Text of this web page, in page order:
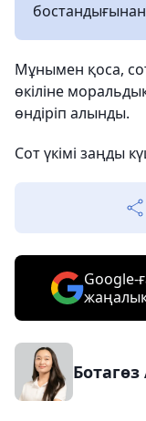
Мұнымен қоса,
өкіліне
өндіріп алынды.
Сот үкімі заңды
Google-